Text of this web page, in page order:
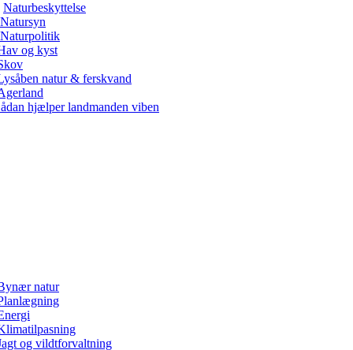
Naturbeskyttelse
Natursyn
Naturpolitik
og kyst
natur & ferskvand
hjælper landmanden viben
natur
og vildtforvaltning